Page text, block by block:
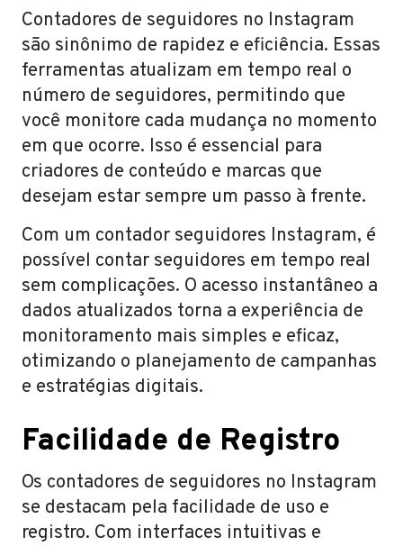
Contadores de seguidores no Instagram
são sinônimo de rapidez e eficiência. Essas
ferramentas atualizam em tempo real o
número de seguidores, permitindo que
você monitore cada mudança no momento
em que ocorre. Isso é essencial para
criadores de conteúdo e marcas que
desejam estar sempre um passo à frente.
Com um contador seguidores Instagram, é
possível contar seguidores em tempo real
sem complicações. O acesso instantâneo a
dados atualizados torna a experiência de
monitoramento mais simples e eficaz,
otimizando o planejamento de campanhas
e estratégias digitais.
Facilidade de Registro
Os contadores de seguidores no Instagram
se destacam pela facilidade de uso e
registro. Com interfaces intuitivas e